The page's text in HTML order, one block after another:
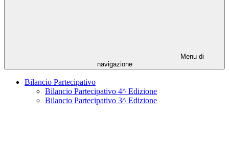
Menu di
navigazione
Bilancio Partecipativo
Bilancio Partecipativo 4^ Edizione
Bilancio Partecipativo 3^ Edizione